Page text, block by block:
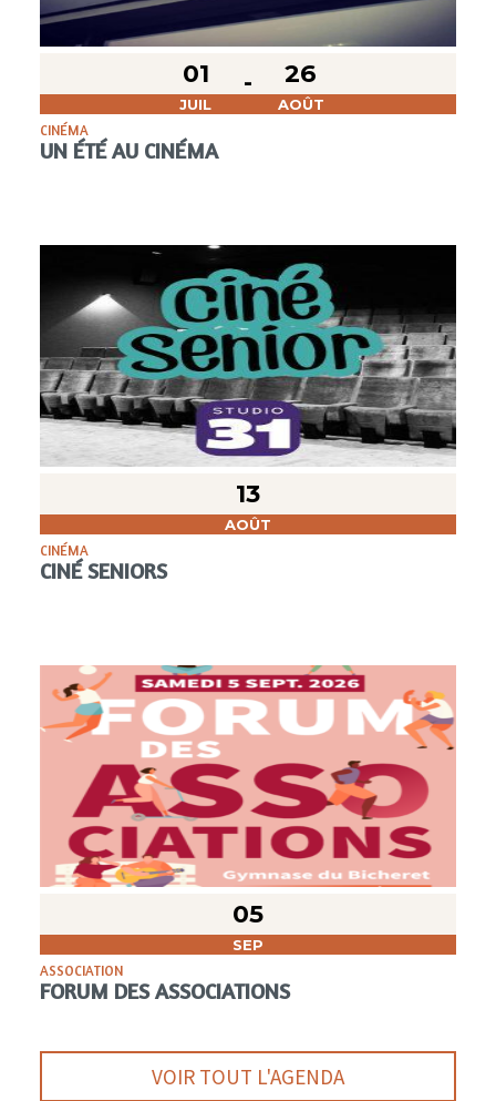
01
JUIL
26
AOÛT
CINÉMA
UN ÉTÉ AU CINÉMA
13
AOÛT
CINÉMA
CINÉ SENIORS
05
SEP
ASSOCIATION
FORUM DES ASSOCIATIONS
VOIR TOUT L'AGENDA